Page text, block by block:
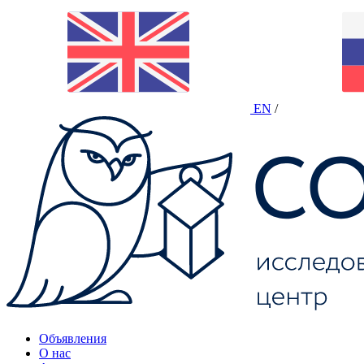
EN /
Объявления
О нас